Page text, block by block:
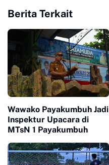
Berita Terkait
Wawako Payakumbuh Jadi
Inspektur Upacara di
MTsN 1 Payakumbuh